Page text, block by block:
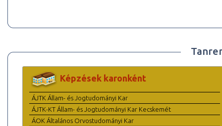
Képzések karonként
ÁJTK Állam- és Jogtudományi Kar
ÁJTK-KT Állam- és Jogtudományi Kar Kecskemét
ÁOK Általános Orvostudományi Kar